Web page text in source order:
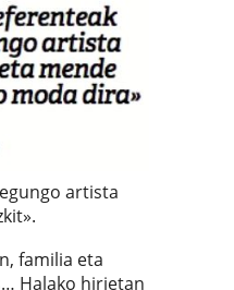
artista
familia eta
Halako hirietan